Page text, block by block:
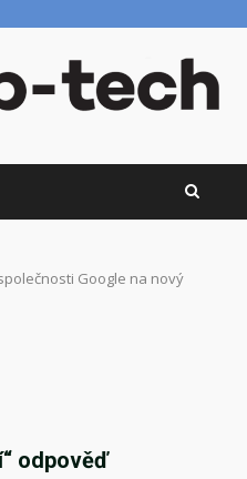
Google na nový
odpověď